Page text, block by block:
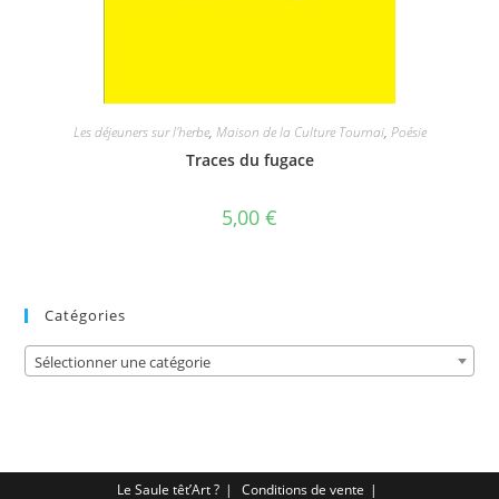
Les déjeuners sur l'herbe, Maison de la Culture Tournai, Poésie
Traces du fugace
5,00 €
Catégories
Sélectionner une catégorie
Le Saule têt’Art ? Conditions de vente